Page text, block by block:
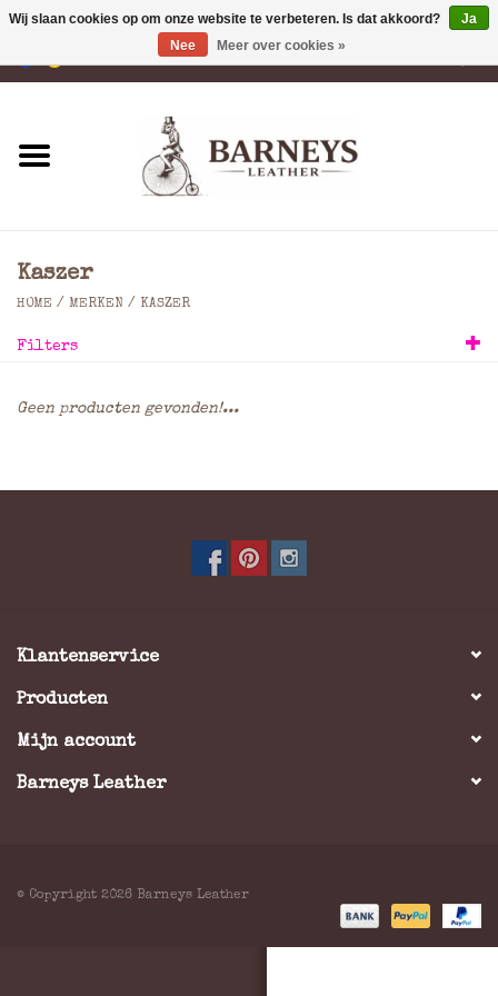
Portemonnees
Rugzakken
Tassen
Kaszer
HOME / MERKEN / KASZER
Filters
Geen producten gevonden!...
Klantenservice
Producten
Mijn account
Barneys Leather
Wij slaan cookies op om onze website te verbeteren. Is dat akkoord?
Ja
Nee
Meer over cookies »